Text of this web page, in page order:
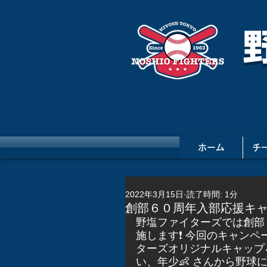
ホーム チ
創部６０周年入部応援キ
2022年3月15日 読了時間: 1分
野塩ファイターズでは創
施します❗️ 今回のキャン
ターズオリジナルキャッ
い、年少👶 さんから野球